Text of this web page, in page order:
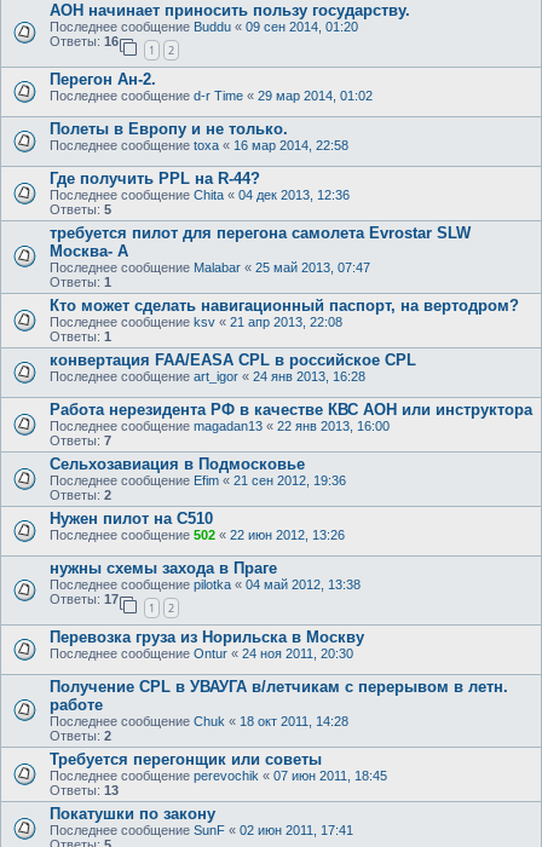
АОН начинает приносить пользу государству.
Последнее сообщение Buddu « 09 сен 2014, 01:20
Ответы: 16
1 2
Перегон Ан-2.
Последнее сообщение d-r Time « 29 мар 2014, 01:02
Полеты в Европу и не только.
Последнее сообщение toxa « 16 мар 2014, 22:58
Где получить PPL на R-44?
Последнее сообщение Chita « 04 дек 2013, 12:36
Ответы: 5
требуется пилот для перегона самолета Evrostar SLW
Москва- А
Последнее сообщение Malabar « 25 май 2013, 07:47
Ответы: 1
Кто может сделать навигационный паспорт, на вертодром?
Последнее сообщение ksv « 21 апр 2013, 22:08
Ответы: 1
конвертация FAA/EASA CPL в российское CPL
Последнее сообщение art_igor « 24 янв 2013, 16:28
Работа нерезидента РФ в качестве КВС АОН или инструктора
Последнее сообщение magadan13 « 22 янв 2013, 16:00
Ответы: 7
Сельхозавиация в Подмосковье
Последнее сообщение Efim « 21 сен 2012, 19:36
Ответы: 2
Нужен пилот на C510
Последнее сообщение 502 « 22 июн 2012, 13:26
нужны схемы захода в Праге
Последнее сообщение pilotka « 04 май 2012, 13:38
Ответы: 17
1 2
Перевозка груза из Норильска в Москву
Последнее сообщение Ontur « 24 ноя 2011, 20:30
Получение CPL в УВАУГА в/летчикам с перерывом в летн.
работе
Последнее сообщение Chuk « 18 окт 2011, 14:28
Ответы: 2
Требуется перегонщик или советы
Последнее сообщение perevochik « 07 июн 2011, 18:45
Ответы: 13
Покатушки по закону
Последнее сообщение SunF « 02 июн 2011, 17:41